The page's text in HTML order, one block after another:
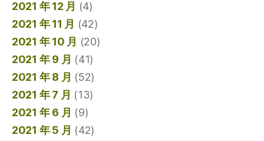
2021 年 12 月 (4)
2021 年 11 月 (42)
2021 年 10 月 (20)
2021 年 9 月 (41)
2021 年 8 月 (52)
2021 年 7 月 (13)
2021 年 6 月 (9)
2021 年 5 月 (42)